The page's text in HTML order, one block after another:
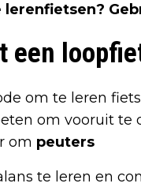
lerenfietsen?
een
om te leren
om vooruit te
om peuters
te leren en